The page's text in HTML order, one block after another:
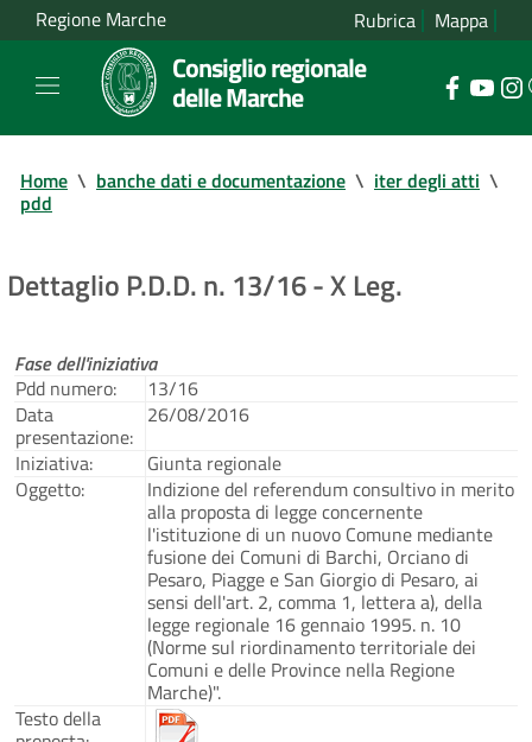
Regione Marche Rubrica Mappa
Consiglio regionale
delle Marche
Home \ banche dati e documentazione \ iter degli atti \
pdd
Dettaglio P.D.D. n. 13/16 - X Leg.
Fase dell'iniziativa
Pdd numero:
13/16
Data
presentazione:
26/08/2016
Iniziativa:
Giunta regionale
Oggetto:
Indizione del referendum consultivo in merito
alla proposta di legge concernente
l'istituzione di un nuovo Comune mediante
fusione dei Comuni di Barchi, Orciano di
Pesaro, Piagge e San Giorgio di Pesaro, ai
sensi dell'art. 2, comma 1, lettera a), della
legge regionale 16 gennaio 1995. n. 10
(Norme sul riordinamento territoriale dei
Comuni e delle Province nella Regione
Marche)".
Testo della